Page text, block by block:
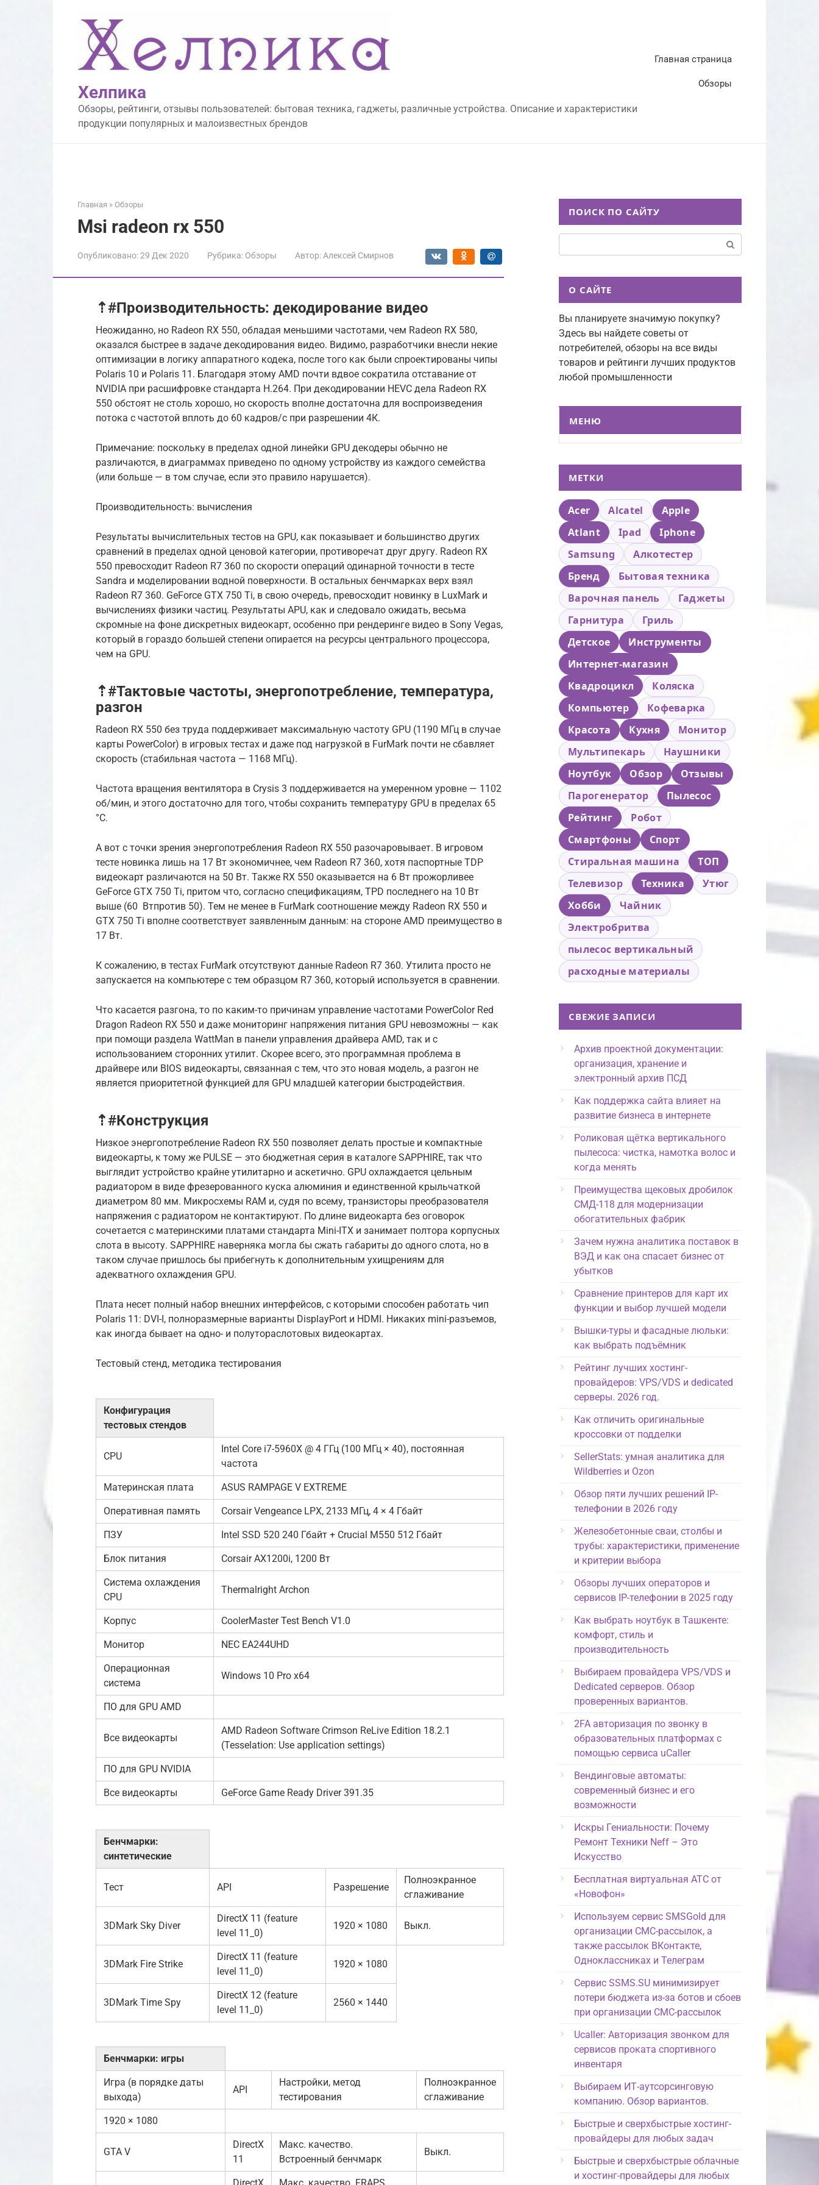
Хелпика
Обзоры, рейтинги, отзывы пользователей: бытовая техника, гаджеты, различные устройства. Описание и характеристики
продукции популярных и малоизвестных брендов
Главная страница
Обзоры
Главная » Обзоры
Msi radeon rx 550
Опубликовано:29 Дек 2020 Рубрика: Обзоры Автор: Алексей Смирнов
⇡#Производительность: декодирование видео
Неожиданно, но Radeon RX 550, обладая меньшими частотами, чем Radeon RX 580,
оказался быстрее в задаче декодирования видео. Видимо, разработчики внесли некие
оптимизации в логику аппаратного кодека, после того как были спроектированы чипы
Polaris 10 и Polaris 11. Благодаря этому AMD почти вдвое сократила отставание от
NVIDIA при расшифровке стандарта H.264. При декодировании HEVC дела Radeon RX
550 обстоят не столь хорошо, но скорость вполне достаточна для воспроизведения
потока с частотой вплоть до 60 кадров/с при разрешении 4К.
Примечание: поскольку в пределах одной линейки GPU декодеры обычно не
различаются, в диаграммах приведено по одному устройству из каждого семейства
(или больше — в том случае, если это правило нарушается).
Производительность: вычисления
Результаты вычислительных тестов на GPU, как показывает и большинство других
сравнений в пределах одной ценовой категории, противоречат друг другу. Radeon RX
550 превосходит Radeon R7 360 по скорости операций одинарной точности в тесте
Sandra и моделировании водной поверхности. В остальных бенчмарках верх взял
Radeon R7 360. GeForce GTX 750 Ti, в свою очередь, превосходит новинку в LuxMark и
вычислениях физики частиц. Результаты APU, как и следовало ожидать, весьма
скромные на фоне дискретных видеокарт, особенно при рендеринге видео в Sony Vegas,
который в гораздо большей степени опирается на ресурсы центрального процессора,
чем на GPU.
⇡#Тактовые частоты, энергопотребление, температура,
разгон
Radeon RX 550 без труда поддерживает максимальную частоту GPU (1190 МГц в случае
карты PowerColor) в игровых тестах и даже под нагрузкой в FurMark почти не сбавляет
скорость (стабильная частота — 1168 МГц).
Частота вращения вентилятора в Crysis 3 поддерживается на умеренном уровне — 1102
об/мин, и этого достаточно для того, чтобы сохранить температуру GPU в пределах 65
°C.
А вот с точки зрения энергопотребления Radeon RX 550 разочаровывает. В игровом
тесте новинка лишь на 17 Вт экономичнее, чем Radeon R7 360, хотя паспортные TDP
видеокарт различаются на 50 Вт. Также RX 550 оказывается на 6 Вт прожорливее
GeForce GTX 750 Ti, притом что, согласно спецификациям, TPD последнего на 10 Вт
выше (60 Втпротив 50). Тем не менее в FurMark соотношение между Radeon RX 550 и
GTX 750 Ti вполне соответствует заявленным данным: на стороне AMD преимущество в
17 Вт.
К сожалению, в тестах FurMark отсутствуют данные Radeon R7 360. Утилита просто не
запускается на компьютере с тем образцом R7 360, который используется в сравнении.
Что касается разгона, то по каким-то причинам управление частотами PowerColor Red
Dragon Radeon RX 550 и даже мониторинг напряжения питания GPU невозможны — как
при помощи раздела WattMan в панели управления драйвера AMD, так и с
использованием сторонних утилит. Скорее всего, это программная проблема в
драйвере или BIOS видеокарты, связанная с тем, что это новая модель, а разгон не
является приоритетной функцией для GPU младшей категории быстродействия.
⇡#Конструкция
Низкое энергопотребление Radeon RX 550 позволяет делать простые и компактные
видеокарты, к тому же PULSE — это бюджетная серия в каталоге SAPPHIRE, так что
выглядит устройство крайне утилитарно и аскетично. GPU охлаждается цельным
радиатором в виде фрезерованного куска алюминия и единственной крыльчаткой
диаметром 80 мм. Микросхемы RAM и, судя по всему, транзисторы преобразователя
напряжения с радиатором не контактируют. По длине видеокарта без оговорок
сочетается с материнскими платами стандарта Mini-ITX и занимает полтора корпусных
слота в высоту. SAPPHIRE наверняка могла бы сжать габариты до одного слота, но в
таком случае пришлось бы прибегнуть к дополнительным ухищрениям для
адекватного охлаждения GPU.
Плата несет полный набор внешних интерфейсов, с которыми способен работать чип
Polaris 11: DVI-I, полноразмерные варианты DisplayPort и HDMI. Никаких mini-разъемов,
как иногда бывает на одно- и полутораслотовых видеокартах.
Тестовый стенд, методика тестирования
Конфигурация
тестовых стендов
CPU
Intel Core i7-5960X @ 4 ГГц (100 МГц × 40), постоянная
частота
Материнская плата ASUS RAMPAGE V EXTREME
Оперативная память Corsair Vengeance LPX, 2133 МГц, 4 × 4 Гбайт
ПЗУ Intel SSD 520 240 Гбайт + Crucial M550 512 Гбайт
Блок питания Corsair AX1200i, 1200 Вт
Система охлаждения
CPU
Thermalright Archon
Корпус CoolerMaster Test Bench V1.0
Монитор NEC EA244UHD
Операционная
система
Windows 10 Pro x64
ПО для GPU AMD
Все видеокарты
AMD Radeon Software Crimson ReLive Edition 18.2.1
(Tesselation: Use application settings)
ПО для GPU NVIDIA
Все видеокарты GeForce Game Ready Driver 391.35
Бенчмарки:
синтетические
Тест API Разрешение
Полноэкранное
сглаживание
3DMark Sky Diver
DirectX 11 (feature
level 11_0)
1920 × 1080 Выкл.
3DMark Fire Strike
DirectX 11 (feature
level 11_0)
1920 × 1080
3DMark Time Spy
DirectX 12 (feature
level 11_0)
2560 × 1440
Бенчмарки: игры
Игра (в порядке даты
выхода)
API
Настройки, метод
тестирования
Полноэкранное
сглаживание
1920 × 1080
GTA V
DirectX
11
Макс. качество.
Встроенный бенчмарк
Выкл.
ПОИСК ПО САЙТУ
О САЙТЕ
Вы планируете значимую покупку?
Здесь вы найдете советы от
потребителей, обзоры на все виды
товаров и рейтинги лучших продуктов
любой промышленности
МЕНЮ
МЕТКИ
Acer Alcatel
Apple
Atlant
Ipad
Iphone
Samsung
Алкотестер
Бренд
Бытовая техника
Варочная панель
Гаджеты
Гарнитура
Гриль
Детское
Инструменты
Интернет-магазин
Квадроцикл
Коляска
Компьютер
Кофеварка
Красота
Кухня
Монитор
Мультипекарь
Наушники
Ноутбук
Обзор
Отзывы
Парогенератор
Пылесос
Рейтинг
Робот
Смартфоны
Спорт
Стиральная машина
ТОП
Телевизор
Техника
Утюг
Хобби
Чайник
Электробритва
пылесос вертикальный
расходные материалы
СВЕЖИЕ ЗАПИСИ
Архив проектной документации:
организация, хранение и
электронный архив ПСД
Как поддержка сайта влияет на
развитие бизнеса в интернете
Роликовая щётка вертикального
пылесоса: чистка, намотка волос и
когда менять
Преимущества щековых дробилок
СМД-118 для модернизации
обогатительных фабрик
Зачем нужна аналитика поставок в
ВЭД и как она спасает бизнес от
убытков
Сравнение принтеров для карт их
функции и выбор лучшей модели
Вышки-туры и фасадные люльки:
как выбрать подъёмник
Рейтинг лучших хостинг-
провайдеров: VPS/VDS и dedicated
серверы. 2026 год.
Как отличить оригинальные
кроссовки от подделки
SellerStats: умная аналитика для
Wildberries и Ozon
Обзор пяти лучших решений IP-
телефонии в 2026 году
Железобетонные сваи, столбы и
трубы: характеристики, применение
и критерии выбора
Обзоры лучших операторов и
сервисов IP-телефонии в 2025 году
Как выбрать ноутбук в Ташкенте:
комфорт, стиль и
производительность
Выбираем провайдера VPS/VDS и
Dedicated серверов. Обзор
проверенных вариантов.
2FA авторизация по звонку в
образовательных платформах с
помощью сервиса uCaller
Вендинговые автоматы:
современный бизнес и его
возможности
Искры Гениальности: Почему
Ремонт Техники Neff – Это
Искусство
Бесплатная виртуальная АТС от
«Новофон»
Используем сервис SMSGold для
организации СМС-рассылок, а
также рассылок ВКонтакте,
Одноклассниках и Телеграм
Сервис SSMS.SU минимизирует
потери бюджета из-за ботов и сбоев
при организации СМС-рассылок
Ucaller: Авторизация звонком для
сервисов проката спортивного
инвентаря
Выбираем ИТ-аутсорсинговую
компанию. Обзор вариантов.
Быстрые и сверхбыстрые хостинг-
провайдеры для любых задач
Быстрые и сверхбыстрые облачные
и хостинг-провайдеры для любых